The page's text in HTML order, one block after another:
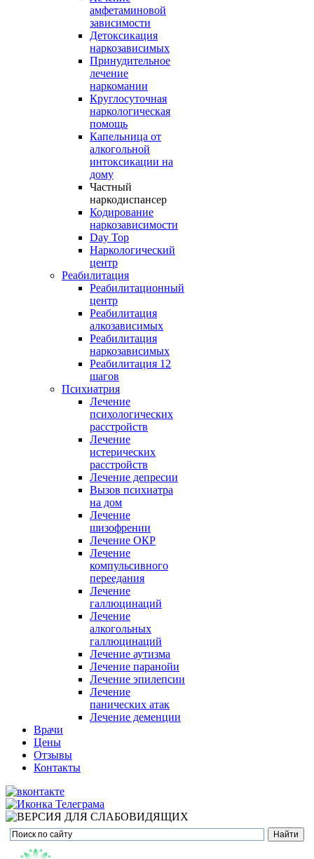
амфетаминовой
зависимости
Детоксикация
наркозависимых
Принудительное
лечение
наркомании
Круглосуточная
наркологическая
помощь
Капельница от
алкогольной
интоксикации на
дому
Частный
наркодиспансер
Кодирование
наркозависимости
Day Top
Наркологический
центр
Реабилитация
Реабилитационный
центр
Реабилитация
алкозависимых
Реабилитация
наркозависимых
Реабилитация 12
шагов
Психиатрия
Лечение
психологических
расстройств
Лечение
истерических
расстройств
Лечение депресии
Вызов психиатра
на дом
Лечение
шизофрении
Лечение ОКР
Лечение
компульсивного
переедания
Лечение
галлюцинаций
Лечение
алкогольных
галлюцинаций
Лечение аутизма
Лечение паранойи
Лечение эпилепсии
Лечение
панических атак
Лечение деменции
Врачи
Цены
Отзывы
Контакты